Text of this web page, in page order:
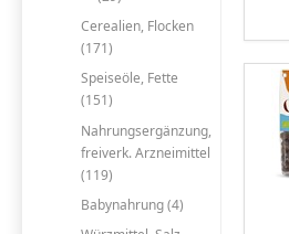
Cerealien, Flocken
(171)
Speiseöle, Fette
(151)
Nahrungsergänzung,
freiverk. Arzneimittel
(119)
Babynahrung (4)